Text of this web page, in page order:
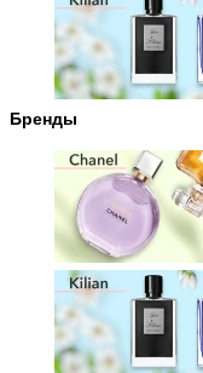
Бренды